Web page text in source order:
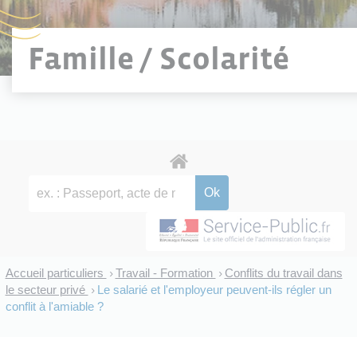
Famille / Scolarité
Accueil particuliers > Travail - Formation > Conflits du travail dans
le secteur privé > Le salarié et l'employeur peuvent-ils régler un
conflit à l'amiable ?